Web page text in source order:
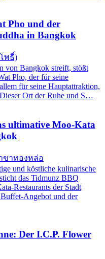
Pho und der
in Bangkok
พธิ์)
von Bangkok streift, stößt
Pho, der für seine
für seine Hauptattraktion,
Ort der Ruhe und S…
ultimative Moo-Kata
ขาทองหล่อ
und köstliche kulinarische
das Tidmunz BBQ
Restaurants der Stadt
Angebot und der
Der I.C.P. Flower